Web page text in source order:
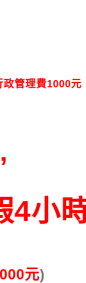
政管理費1000元
4小
元)